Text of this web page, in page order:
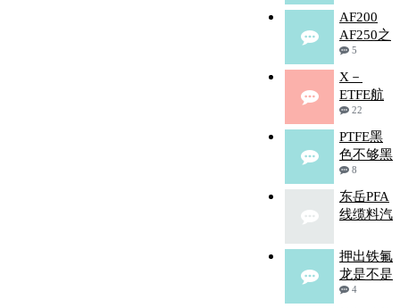
AF200
AF250之
5
X－
ETFE航
22
PTFE黑
色不够黑
8
东岳PFA
线缆料汽
押出铁氟
龙是不是
4